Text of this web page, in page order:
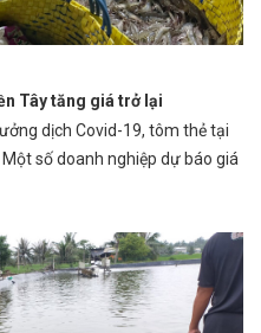
Tây tăng giá trở lại
dịch Covid-19, tôm thẻ tại
số doanh nghiệp dự báo giá